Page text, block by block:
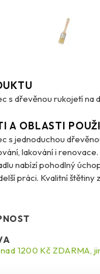
s dřevěnou rukojetí na
A OBLASTI
s jednoduchou
lakování i
nabízí pohodlný
práci. Kvalitní štětiny
nebo laku na různé
plotů, nábytku nebo
tak pro
nástroj pro precizní a
1200 Kč ZDARMA,